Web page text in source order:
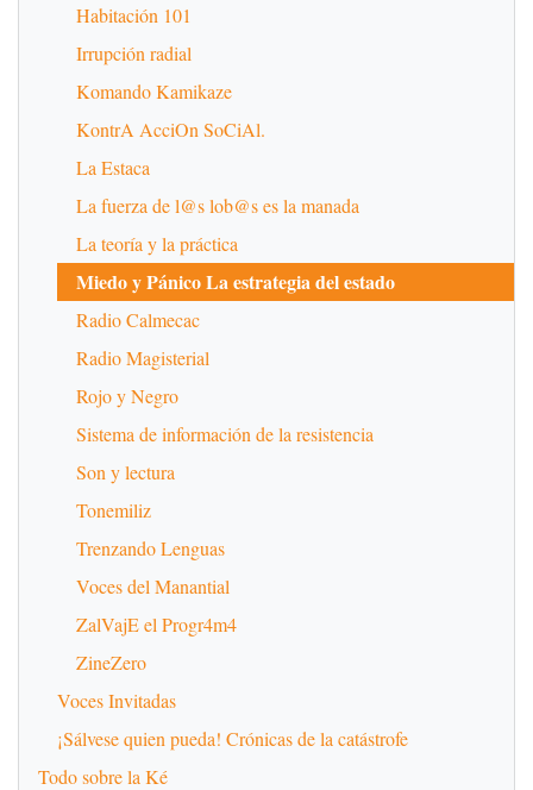
Habitación 101
Irrupción radial
Komando Kamikaze
KontrA AcciOn SoCiAl.
La Estaca
La fuerza de l@s lob@s es la manada
La teoría y la práctica
Miedo y Pánico La estrategia del estado
Radio Calmecac
Radio Magisterial
Rojo y Negro
Sistema de información de la resistencia
Son y lectura
Tonemiliz
Trenzando Lenguas
Voces del Manantial
ZalVajE el Progr4m4
ZineZero
Voces Invitadas
¡Sálvese quien pueda! Crónicas de la catástrofe
Todo sobre la Ké